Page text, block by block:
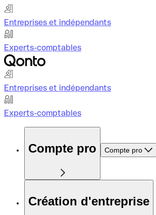
Entreprises et indépendants
Experts-comptables
Entreprises et indépendants
Experts-comptables
Compte pro Compte pro
Création d'entreprise